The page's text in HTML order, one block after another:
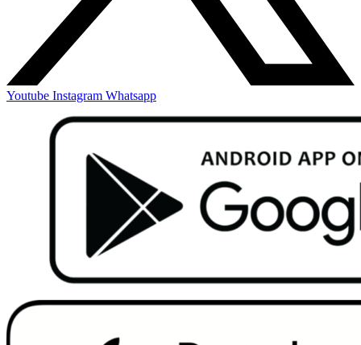
Youtube Instagram Whatsapp